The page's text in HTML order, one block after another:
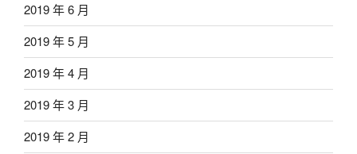
2019 年 6 月
2019 年 5 月
2019 年 4 月
2019 年 3 月
2019 年 2 月